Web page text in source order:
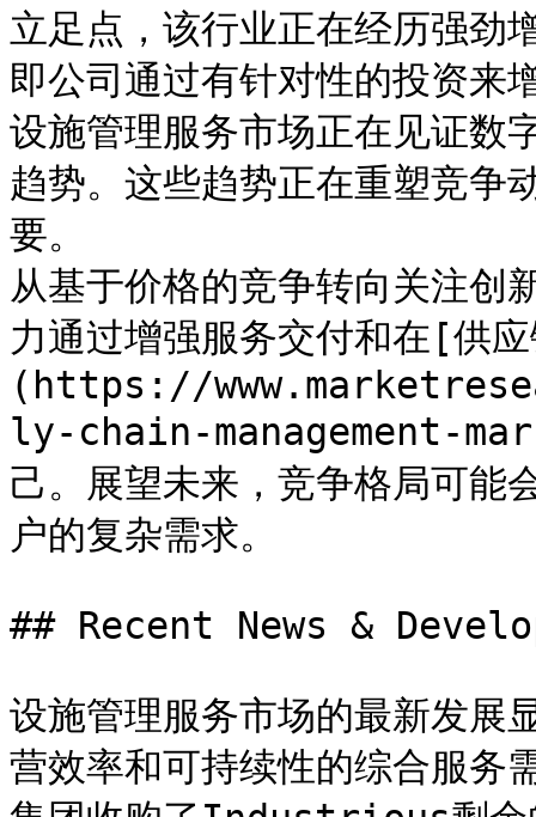
立足点，该行业正在经历强劲
即公司通过有针对性的投资来
设施管理服务市场正在见证数
趋势。这些趋势正在重塑竞争
要。
从基于价格的竞争转向关注创
力通过增强服务交付和在[供
(https://
ly-chain-management-
己。展望未来，竞争格局可能
户的复杂需求。
## Recent News &
设施管理服务市场的最新发展
营效率和可持续性的综合服务